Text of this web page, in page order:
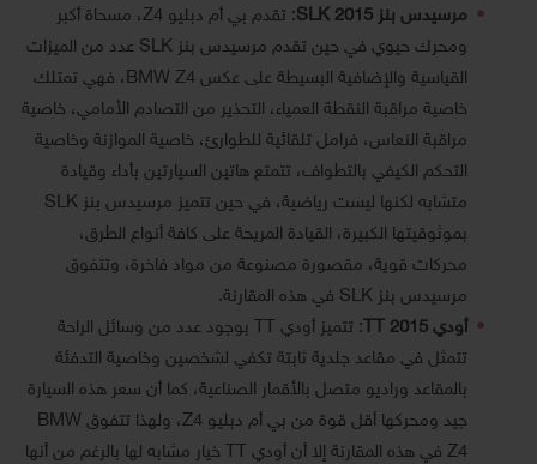
مرسيدس بنز SLK 2015
: تقدم بي أم دبليو Z4، مسحاة أكبر
ومحرك حيوي في حين تقدم مرسيدس بنز SLK عدد من الميزات
القياسية والإضافية البسيطة على عكس BMW Z4، فهي تمتلك
خاصية مراقبة النقطة العمياء، التحذير من التصادم الأمامي، خاصية
مراقبة النعاس، فرامل تلقائية للطوارئ، خاصية الموازنة وخاصية
التحكم الكيفي بالتطواف، تتمتع هاتين السيارتين بأداء وقيادة
متشابه لكنها ليست رياضية، في حين تتميز مرسيدس بنز SLK
بموثوقيتها الكبيرة، القيادة المريحة على كافة أنواع الطرق،
محركات قوية، مقصورة مصنوعة من مواد فاخرة، وتتفوق
مرسيدس بنز SLK في هذه المقارنة.
أودي TT 2015
: تتميز أودي TT بوجود عدد من وسائل الراحة
تتمثل في مقاعد جلدية ثابتة تكفي لشخصين وخاصية التدفئة
بالمقاعد وراديو متصل بالأقمار الصناعية، كما أن سعر هذه السيارة
جيد ومحركها أقل قوة من بي أم دبليو Z4، ولهذا تتفوق BMW
Z4 في هذه المقارنة إلا أن أودي TT خيار مشابه لها بالرغم من أنها